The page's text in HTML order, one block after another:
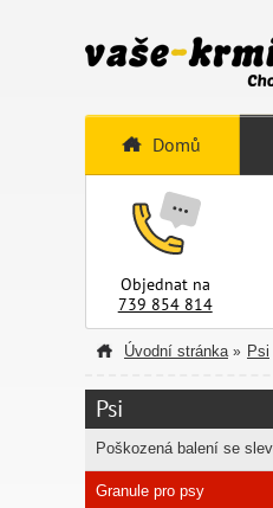
Domů
Objednat na
739 854 814
Úvodní stránka » Psi
Psi
Poškozená balení se
Granule pro psy